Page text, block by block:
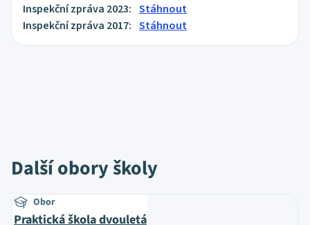
Inspekční zpráva 2023: Stáhnout
Inspekční zpráva 2017: Stáhnout
Další obory školy
Obor
Praktická škola dvouletá